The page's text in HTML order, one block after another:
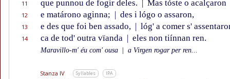
11 que punnou de fogir deles. | Mas tóste o acalçaron
12 e matárono aginna; | des i lógo o assaron,
13 e des que foi ben assado, | lóg' a comer s'
14 ca de tod' outra vïanda | eles non tiínnan ren.
Maravillo-m' éu com' ousa a Virgen rogar per ren...
Stanza IV Syllables IPA